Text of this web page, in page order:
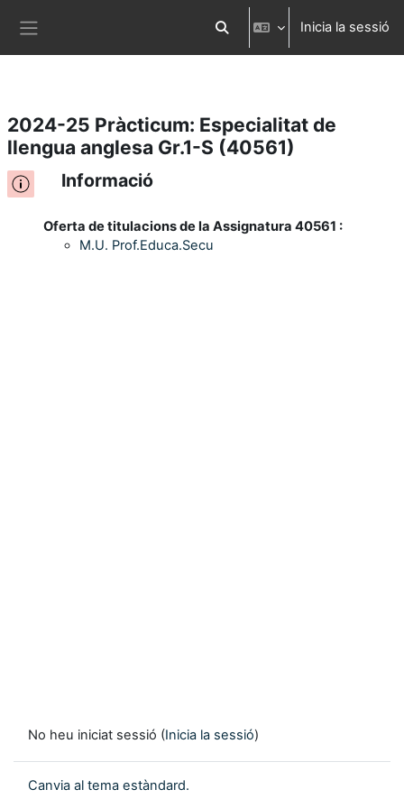
Ves al contingut principal Commuta l'entrada de la cerca
Inicia la sessió
2024-25 Pràcticum: Especialitat de
llengua anglesa Gr.1-S (40561)
Informació
Oferta de titulacions de la Assignatura 40561 :
M.U. Prof.Educa.Secu
No heu iniciat sessió (Inicia la sessió)
Canvia al tema estàndard.